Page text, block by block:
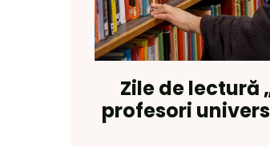
Zile de lectură
profesori